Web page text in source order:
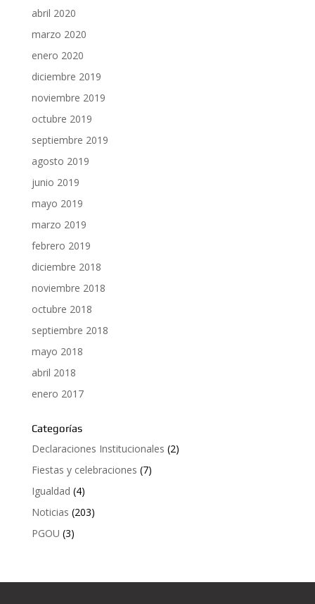
abril 2020
marzo 2020
enero 2020
diciembre 2019
noviembre 2019
octubre 2019
septiembre 2019
agosto 2019
junio 2019
mayo 2019
marzo 2019
febrero 2019
diciembre 2018
noviembre 2018
octubre 2018
septiembre 2018
mayo 2018
abril 2018
enero 2017
Categorías
Declaraciones Institucionales (2)
Fiestas y celebraciones (7)
Igualdad (4)
Noticias (203)
PGOU (3)